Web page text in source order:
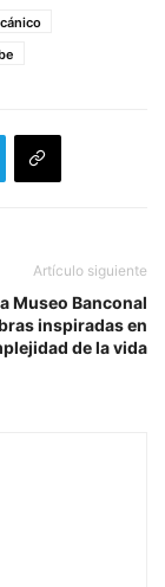
Artículo siguiente
Museo Banconal
inspiradas en
de la vida